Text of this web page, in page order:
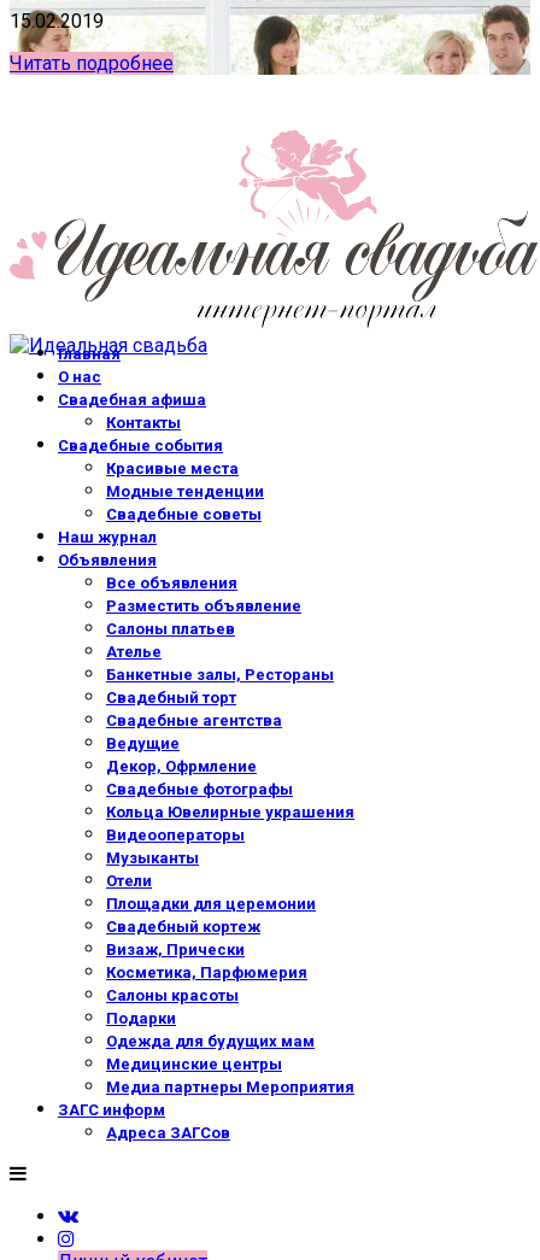
15.02.2019
Читать подробнее
Главная
О нас
Свадебная афиша
Контакты
Свадебные события
Красивые места
Модные тенденции
Свадебные советы
Наш журнал
Объявления
Все объявления
Разместить объявление
Салоны платьев
Ателье
Банкетные залы, Рестораны
Свадебный торт
Свадебные агентства
Ведущие
Декор, Офрмление
Свадебные фотографы
Кольца Ювелирные украшения
Видеооператоры
Музыканты
Отели
Площадки для церемонии
Свадебный кортеж
Визаж, Прически
Косметика, Парфюмерия
Салоны красоты
Подарки
Одежда для будущих мам
Медицинские центры
Медиа партнеры Мероприятия
ЗАГС информ
Адреса ЗАГСов